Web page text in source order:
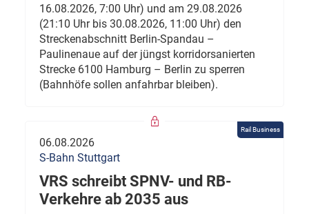
16.08.2026, 7:00 Uhr) und am 29.08.2026
(21:10 Uhr bis 30.08.2026, 11:00 Uhr) den
Streckenabschnitt Berlin-Spandau –
Paulinenaue auf der jüngst korridorsanierten
Strecke 6100 Hamburg – Berlin zu sperren
(Bahnhöfe sollen anfahrbar bleiben).
Rail Business
06.08.2026
S-Bahn Stuttgart
VRS schreibt SPNV- und RB-
Verkehre ab 2035 aus